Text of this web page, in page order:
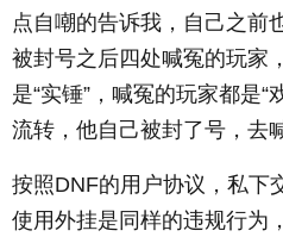
点自嘲的告诉我，自己之前
被封号之后四处喊冤的玩家
是“实锤”，喊冤的玩家都是“
流转，他自己被封了号，去
按照DNF的用户协议，私下
使用外挂是同样的违规行为